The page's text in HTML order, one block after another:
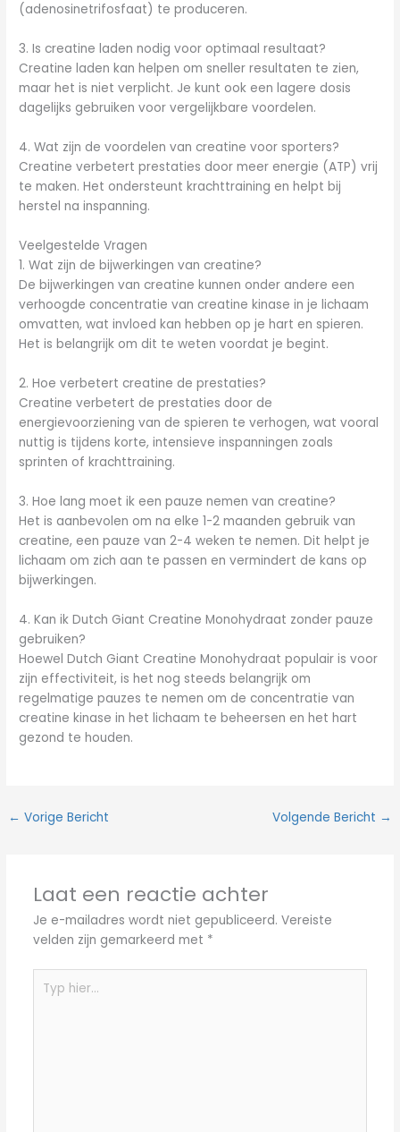
(adenosinetrifosfaat) te produceren.
3. Is creatine laden nodig voor optimaal resultaat?
Creatine laden kan helpen om sneller resultaten te zien,
maar het is niet verplicht. Je kunt ook een lagere dosis
dagelijks gebruiken voor vergelijkbare voordelen.
4. Wat zijn de voordelen van creatine voor sporters?
Creatine verbetert prestaties door meer energie (ATP) vrij
te maken. Het ondersteunt krachttraining en helpt bij
herstel na inspanning.
Veelgestelde Vragen
1. Wat zijn de bijwerkingen van creatine?
De bijwerkingen van creatine kunnen onder andere een
verhoogde concentratie van creatine kinase in je lichaam
omvatten, wat invloed kan hebben op je hart en spieren.
Het is belangrijk om dit te weten voordat je begint.
2. Hoe verbetert creatine de prestaties?
Creatine verbetert de prestaties door de
energievoorziening van de spieren te verhogen, wat vooral
nuttig is tijdens korte, intensieve inspanningen zoals
sprinten of krachttraining.
3. Hoe lang moet ik een pauze nemen van creatine?
Het is aanbevolen om na elke 1-2 maanden gebruik van
creatine, een pauze van 2-4 weken te nemen. Dit helpt je
lichaam om zich aan te passen en vermindert de kans op
bijwerkingen.
4. Kan ik Dutch Giant Creatine Monohydraat zonder pauze
gebruiken?
Hoewel Dutch Giant Creatine Monohydraat populair is voor
zijn effectiviteit, is het nog steeds belangrijk om
regelmatige pauzes te nemen om de concentratie van
creatine kinase in het lichaam te beheersen en het hart
gezond te houden.
← Vorige Bericht Volgende Bericht →
Laat een reactie achter
Je e-mailadres wordt niet gepubliceerd. Vereiste
velden zijn gemarkeerd met *
hier...